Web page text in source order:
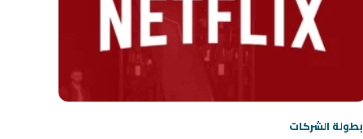
بطولة الشركات